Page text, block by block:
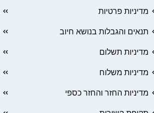
מדיניות פרטיות
תנאים והגבלות בנושא חיוב
מדיניות תשלום
מדיניות משלוח
מדיניות החזר והחזר כספי